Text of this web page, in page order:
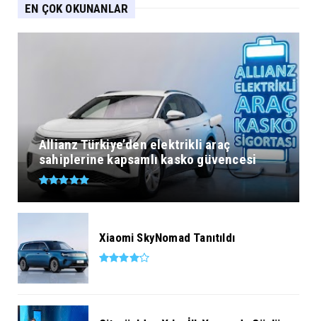
EN ÇOK OKUNANLAR
Allianz Türkiye’den elektrikli araç
sahiplerine kapsamlı kasko güvencesi
Xiaomi SkyNomad Tanıtıldı